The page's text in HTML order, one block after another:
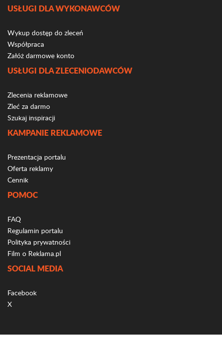
USŁUGI DLA WYKONAWCÓW
Wykup dostęp do zleceń
Współpraca
Załóż darmowe konto
USŁUGI DLA ZLECENIODAWCÓW
Zlecenia reklamowe
Zleć za darmo
Szukaj inspiracji
KAMPANIE REKLAMOWE
Prezentacja portalu
Oferta reklamy
Cennik
POMOC
FAQ
Regulamin portalu
Polityka prywatności
Film o Reklama.pl
SOCIAL MEDIA
Facebook
X